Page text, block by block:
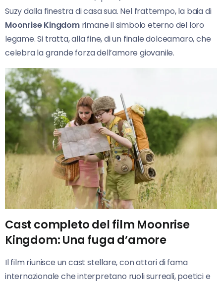
Suzy dalla finestra di casa sua. Nel frattempo, la baia di
Moonrise Kingdomrimane il simbolo eterno del loro
legame. Si tratta, alla fine, di un finale dolceamaro, che
celebra la grande forza dell’amore giovanile.
Cast completo del film Moonrise
Kingdom: Una fuga d’amore
Il film riunisce un cast stellare, con attori di fama
internazionale che interpretano ruoli surreali, poetici e